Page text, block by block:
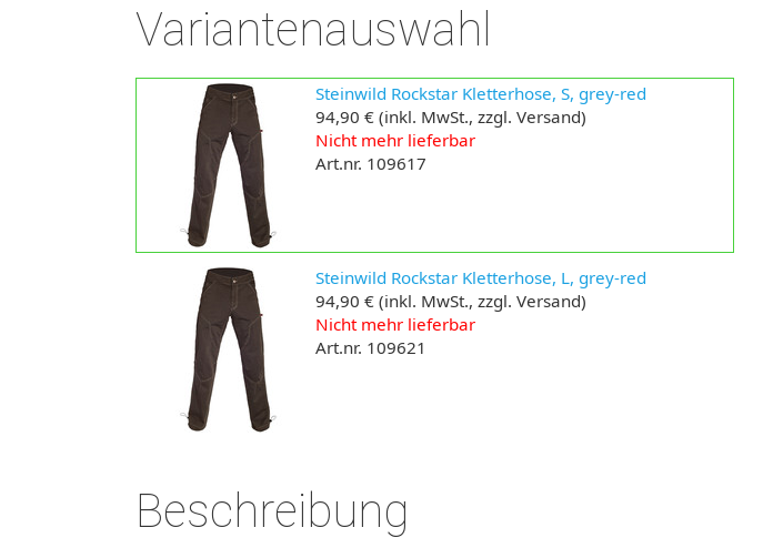
Variantenauswahl
Steinwild Rockstar Kletterhose, S, grey-red
94,90 € (inkl. MwSt., zzgl. Versand)
Nicht mehr lieferbar
Art.nr. 109617
Steinwild Rockstar Kletterhose, L, grey-red
94,90 € (inkl. MwSt., zzgl. Versand)
Nicht mehr lieferbar
Art.nr. 109621
Beschreibung